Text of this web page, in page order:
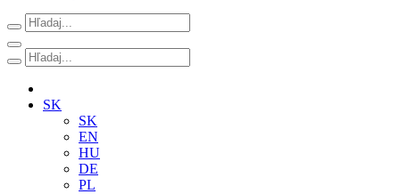
SK
SK
EN
HU
DE
PL